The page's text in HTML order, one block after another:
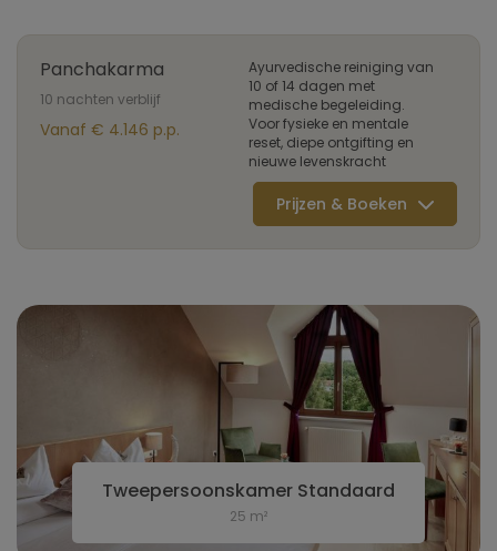
Panchakarma
10 nachten verblijf
Vanaf € 4.146 p.p.
Ayurvedische reiniging van
10 of 14 dagen met
medische begeleiding.
Voor fysieke en mentale
reset, diepe ontgifting en
nieuwe levenskracht
Prijzen & Boeken
Tweepersoonskamer Standaard
25 m²